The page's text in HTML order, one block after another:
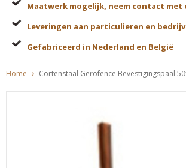
Maatwerk mogelijk, neem contact met
Leveringen aan particulieren en
Gefabriceerd in Nederland en België
Home Cortenstaal Gerofence Bevestigingspaal